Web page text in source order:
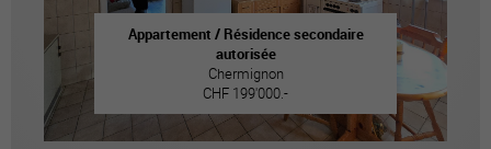
Appartement / Résidence secondaire
autorisée
Chermignon
CHF 199'000.-